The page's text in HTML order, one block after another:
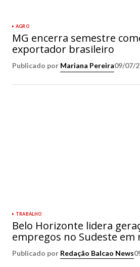
AGRO
MG encerra semestre
exportador brasileiro
Publicado por Mariana Pereira09/07/
TRABALHO
Belo Horizonte lidera
empregos no Sudeste em
Publicado por Redação Balcao News